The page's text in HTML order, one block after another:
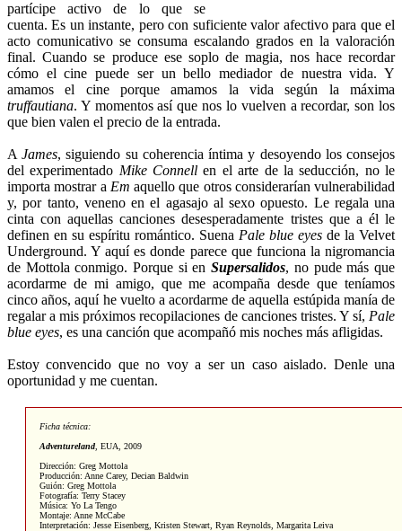
partícipe activo de lo que se
cuenta. Es un instante, pero con suficiente valor afectivo para que el
acto comunicativo se consuma escalando grados en la valoración
final. Cuando se produce ese soplo de magia, nos hace recordar
cómo el cine puede ser un bello mediador de nuestra vida. Y
amamos el cine porque amamos la vida según la máxima
truffautiana. Y momentos así que nos lo vuelven a recordar, son los
que bien valen el precio de la entrada.
AJames, siguiendo su coherencia íntima y desoyendo los consejos
del experimentado Mike Connell en el arte de la seducción, no le
importa mostrar a Em aquello que otros considerarían vulnerabilidad
y, por tanto, veneno en el agasajo al sexo opuesto. Le regala una
cinta con aquellas canciones desesperadamente tristes que a él le
definen en su espíritu romántico. Suena Pale blue eyes de la Velvet
Underground. Y aquí es donde parece que funciona la nigromancia
de Mottola conmigo. Porque si enSupersalidos, no pude más que
acordarme de mi amigo, que me acompaña desde que teníamos
cinco años, aquí he vuelto a acordarme de aquella estúpida manía de
regalar a mis próximos recopilaciones de canciones tristes. Y sí, Pale
blue eyes, es una canción que acompañó mis noches más afligidas.
Estoy convencido que no voy a ser un caso aislado. Denle una
oportunidad y me cuentan.
Ficha técnica:
Adventureland EUA, 2009
Dirección: Greg Mottola
Producción: Anne Carey, Decian Baldwin
Guión: Greg Mottola
Fotografía: Terry Stacey
Música: Yo La Tengo
Montaje: Anne McCabe
Interpretación: Jesse Eisenberg, Kristen Stewart, Ryan Reynolds, Margarita Leiva